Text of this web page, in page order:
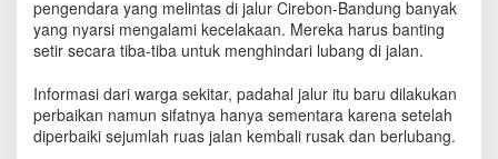
i
p
a
t
e
n
M
pengendara yang melintas di jalur Cirebon-Bandung banyak
yang nyarsi mengalami kecelakaan. Mereka harus banting
setir secara tiba-tiba untuk menghindari lubang di jalan.
Informasi dari warga sekitar, padahal jalur itu baru dilakukan
perbaikan namun sifatnya hanya sementara karena setelah
diperbaiki sejumlah ruas jalan kembali rusak dan berlubang.